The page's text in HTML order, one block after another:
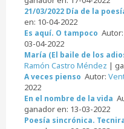
21/03/2022 Día de la
en: 10-04-2022
Es aquí. O tampoco Autor:
03-04-2022
María (El baile de los
Ramón Castro Méndez |
A veces pienso Autor:
2022
En el nombre de la vida
ganador en: 13-03-2022
Poesía sincrónica.